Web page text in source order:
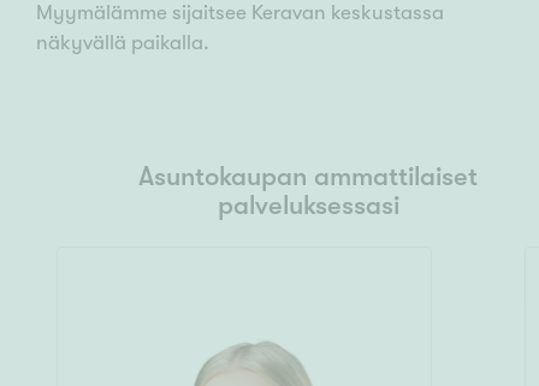
Myymälämme sijaitsee Keravan keskustassa
näkyvällä paikalla.
Asuntokaupan ammattilaiset
palveluksessasi